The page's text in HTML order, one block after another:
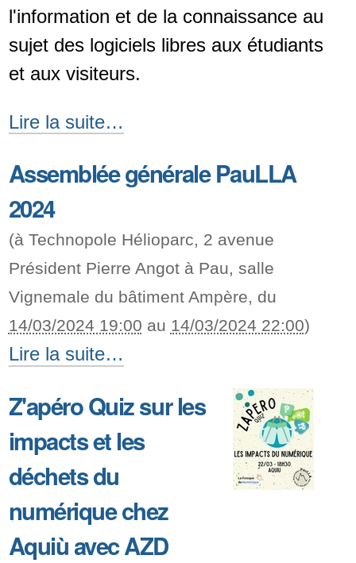
l'information et de la connaissance au
sujet des logiciels libres aux étudiants
et aux visiteurs.
Conférence,
et
animation
au
CESI
-
Lire la suite…
Assemblée générale PauLLA
2024
(à Technopole Hélioparc, 2 avenue
Président Pierre Angot à Pau, salle
Vignemale du bâtiment Ampère, du
14/03/2024 19:00 au 14/03/2024 22:00)
Assemblée
PauLLA
2024
Lire la suite…
Z'apéro Quiz sur les
impacts et les
déchets du
numérique chez
Aquiù avec AZD